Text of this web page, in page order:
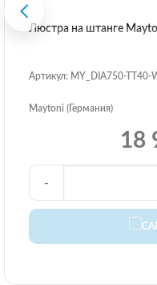
Люстра на штанге
Артикул: MY_DIA750-TT40-
Maytoni (Германия)
18
-